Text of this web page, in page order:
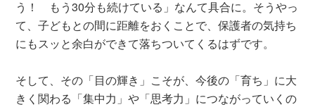
う！ もう30分も続けている」なんて具合に。そうやっ
て、子どもとの間に距離をおくことで、保護者の気持ち
にもスッと余白ができて落ちついてくるはずです。
そして、その「目の輝き」こそが、今後の「育ち」に大
きく関わる「集中力」や「思考力」につながっていくの